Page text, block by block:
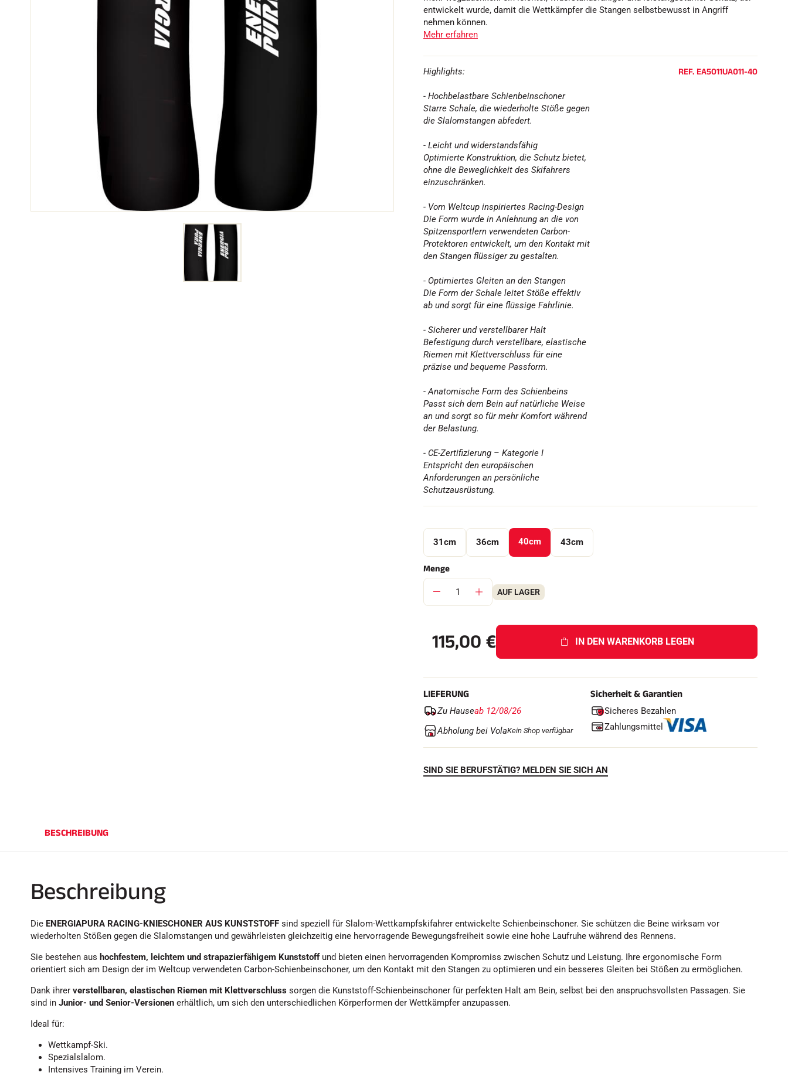
SKIFAHREN IN
SKILANGLAUF
entwickelt wurde, damit die Wettkämpfer die Stangen selbstbewusst in Angriff
nehmen können.
Mehr erfahren
Highlights:
- Hochbelastbare Schienbeinschoner
Starre Schale, die wiederholte Stöße gegen
die Slalomstangen abfedert.
- Leicht und widerstandsfähig
Optimierte Konstruktion, die Schutz bietet,
ohne die Beweglichkeit des Skifahrers
einzuschränken.
- Vom Weltcup inspiriertes Racing-Design
Die Form wurde in Anlehnung an die von
Spitzensportlern verwendeten Carbon-
Protektoren entwickelt, um den Kontakt mit
den Stangen flüssiger zu gestalten.
- Optimiertes Gleiten an den Stangen
Die Form der Schale leitet Stöße effektiv
ab und sorgt für eine flüssige Fahrlinie.
- Sicherer und verstellbarer Halt
Befestigung durch verstellbare, elastische
Riemen mit Klettverschluss für eine
präzise und bequeme Passform.
- Anatomische Form des Schienbeins
Passt sich dem Bein auf natürliche Weise
an und sorgt so für mehr Komfort während
der Belastung.
- CE-Zertifizierung – Kategorie I
Entspricht den europäischen
Anforderungen an persönliche
Schutzausrüstung.
REF. EA5011UA011-40
31cm 36cm 40cm 43cm
Menge
AUF LAGER
115,00€ IN DEN WARENKORB LEGEN
LIEFERUNG
Zu Hauseab 12/08/26
Abholung bei VolaKein Shop verfügbar
Sicherheit & Garantien
Sicheres Bezahlen
Zahlungsmittel
SIND SIE BERUFSTÄTIG? MELDEN SIE SICH AN
BESCHREIBUNG
Beschreibung
Die ENERGIAPURA RACING-KNIESCHONER AUS KUNSTSTOFF sind speziell für Slalom-Wettkampfskifahrer entwickelte Schienbeinschoner. Sie schützen die Beine wirksam vor
wiederholten Stößen gegen die Slalomstangen und gewährleisten gleichzeitig eine hervorragende Bewegungsfreiheit sowie eine hohe Laufruhe während des Rennens.
Sie bestehen aus hochfestem, leichtem und strapazierfähigem Kunststoffund bieten einen hervorragenden Kompromiss zwischen Schutz und Leistung. Ihre ergonomische Form
orientiert sich am Design der im Weltcup verwendeten Carbon-Schienbeinschoner, um den Kontakt mit den Stangen zu optimieren und ein besseres Gleiten bei Stößen zu ermöglichen.
Dank ihrer verstellbaren, elastischen Riemen mit Klettverschluss sorgen die Kunststoff-Schienbeinschoner für perfekten Halt am Bein, selbst bei den anspruchsvollsten Passagen. Sie
sind in Junior- und Senior-Versionen erhältlich, um sich den unterschiedlichen Körperformen der Wettkämpfer anzupassen.
Ideal für:
Wettkampf-Ski.
Spezialslalom.
Intensives Training im Verein.